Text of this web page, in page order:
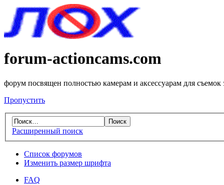
forum-actioncams.com
форум посвящен полностью камерам и аксессуарам для съемок
Пропустить
Расширенный поиск
Список форумов
Изменить размер шрифта
FAQ